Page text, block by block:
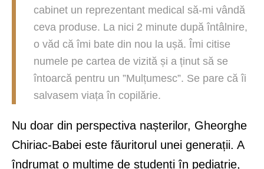
cabinet un reprezentant medical să-mi vândă
ceva produse. La nici 2 minute după întâlnire,
o văd că îmi bate din nou la ușă. Îmi citise
numele pe cartea de vizită și a ținut să se
întoarcă pentru un ”Mulțumesc”. Se pare că îi
salvasem viața în copilărie.
Nu doar din perspectiva nașterilor, Gheorghe
Chiriac-Babei este făuritorul unei generații. A
îndrumat o mulțime de studenți în pediatrie,